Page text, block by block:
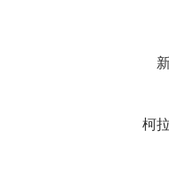
柯